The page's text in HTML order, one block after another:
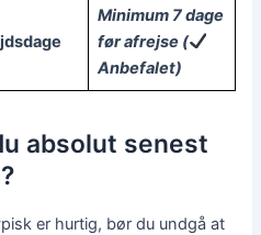
Minimum 7 dage
før afrejse (
Anbefalet)
absolut senest
er hurtig, bør du undgå at